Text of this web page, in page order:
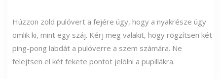
Húzzon zöld pulóvert a fejére úgy, hogy a nyakrésze úgy
omlik ki, mint egy száj. Kérj meg valakit, hogy rögzítsen két
ping-pong labdát a pulóverre a szem számára. Ne
felejtsen el két fekete pontot jelölni a pupillákra.